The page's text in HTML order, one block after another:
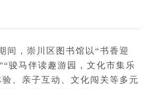
间，崇川区图书馆以“书香迎
骏马伴读趣游园，文化市集乐
、亲子互动、文化闯关等多元